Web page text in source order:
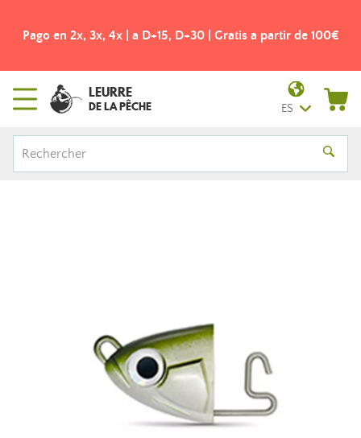
Pago en 2x, 3x, 4x | a D+15, D+30 | Gratis a partir de 100€
LEURRE
DE LA PÊCHE ES